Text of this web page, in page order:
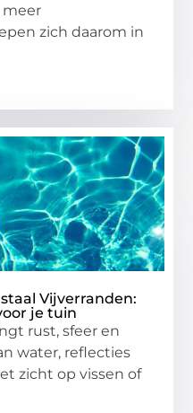
meer
zich daarom in
Vijverranden:
je tuin
rust, sfeer en
water, reflecties
zicht op vissen of